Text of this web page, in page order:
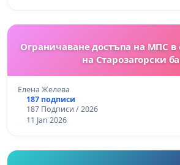
Ограничаване достъпа на МПС
на Старозагорски
Елена Желева
187 подписи
187 Подписи / 2026
11 Jan 2026